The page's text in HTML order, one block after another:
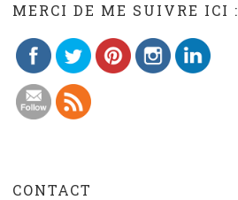
MERCI DE ME SUIVRE ICI :
CONTACT